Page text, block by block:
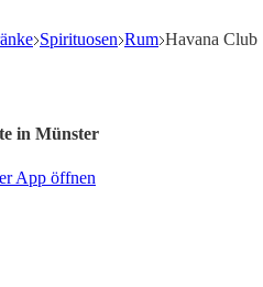
Spirituosen Rum Havana Club
in Münster
App öffnen